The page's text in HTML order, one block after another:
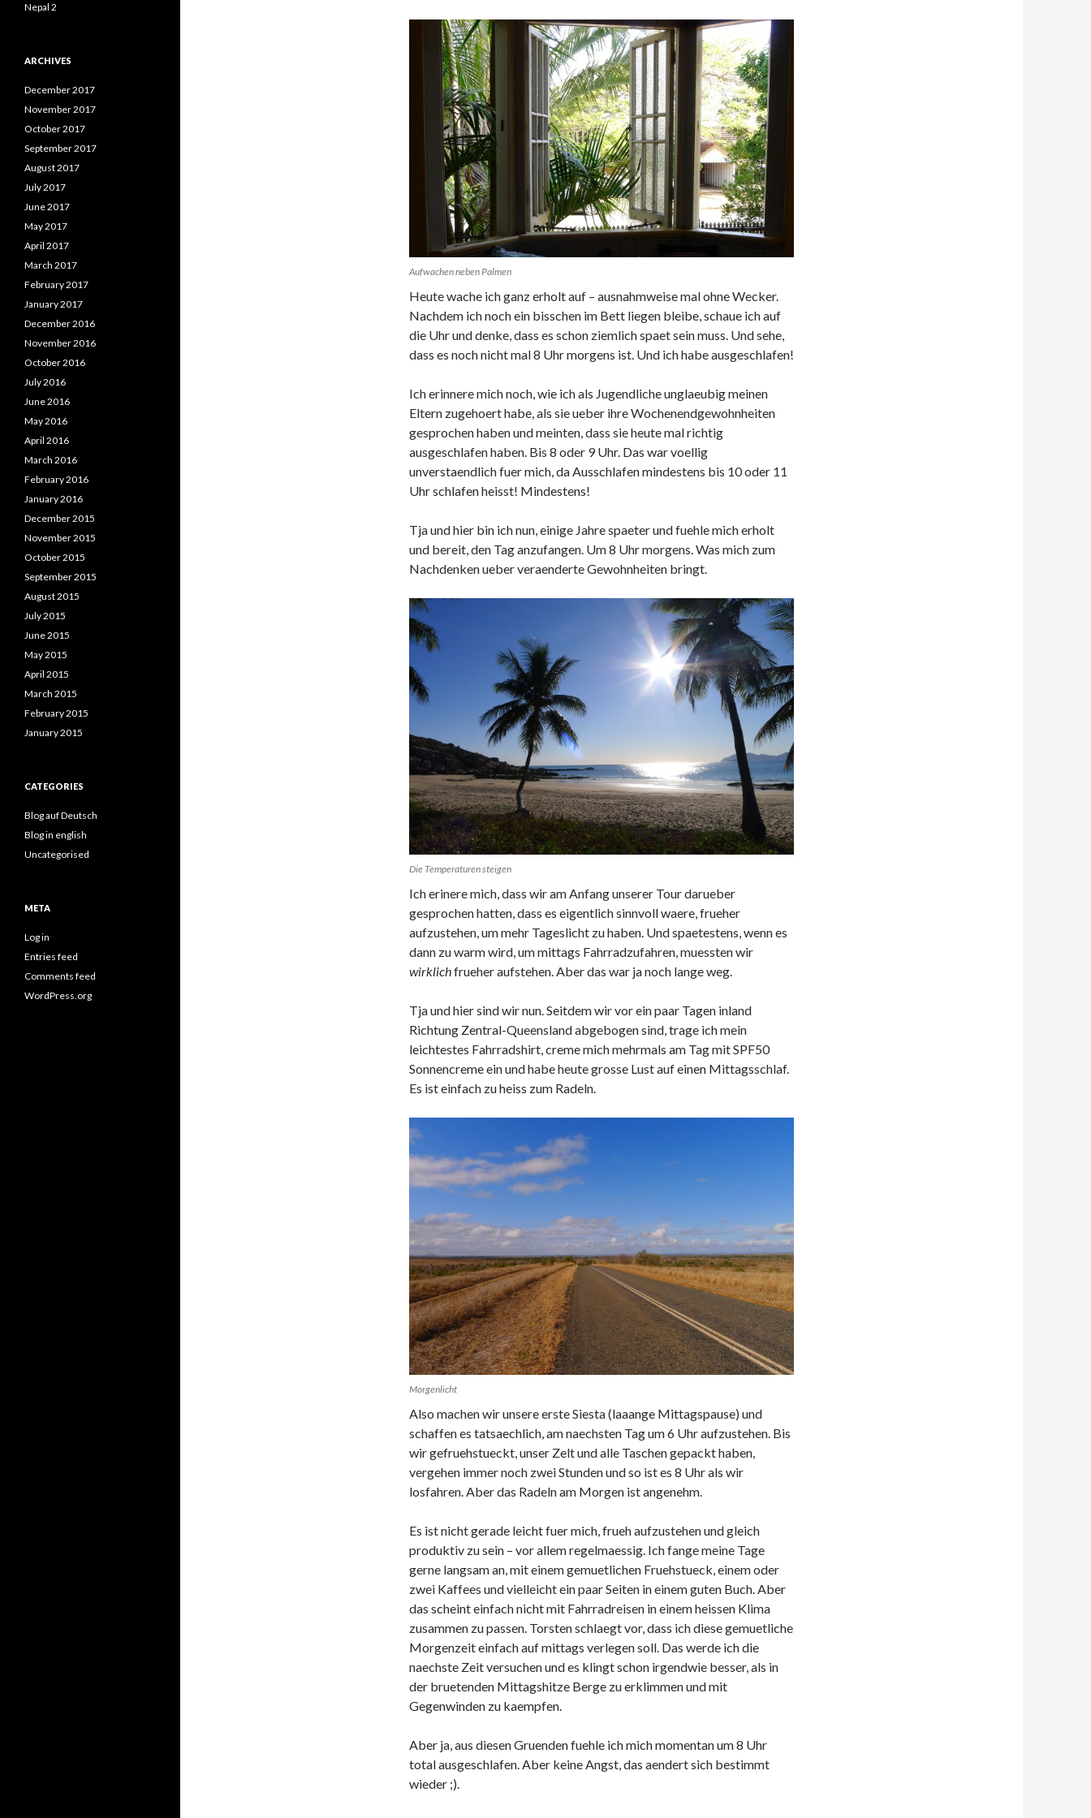
Aufwachen neben Palmen
Heute wache ich ganz erholt auf – ausnahmweise mal ohne Wecker.
Nachdem ich noch ein bisschen im Bett liegen bleibe, schaue ich auf
die Uhr und denke, dass es schon ziemlich spaet sein muss. Und sehe,
dass es noch nicht mal 8 Uhr morgens ist. Und ich habe ausgeschlafen!
Ich erinnere mich noch, wie ich als Jugendliche unglaeubig meinen
Eltern zugehoert habe, als sie ueber ihre Wochenendgewohnheiten
gesprochen haben und meinten, dass sie heute mal richtig
ausgeschlafen haben. Bis 8 oder 9 Uhr. Das war voellig
unverstaendlich fuer mich, da Ausschlafen mindestens bis 10 oder 11
Uhr schlafen heisst! Mindestens!
Tja und hier bin ich nun, einige Jahre spaeter und fuehle mich erholt
und bereit, den Tag anzufangen. Um 8 Uhr morgens. Was mich zum
Nachdenken ueber veraenderte Gewohnheiten bringt.
Die Temperaturen steigen
Ich erinere mich, dass wir am Anfang unserer Tour darueber
gesprochen hatten, dass es eigentlich sinnvoll waere, frueher
aufzustehen, um mehr Tageslicht zu haben. Und spaetestens, wenn es
dann zu warm wird, um mittags Fahrradzufahren, muessten wir
wirklichfrueher aufstehen. Aber das war ja noch lange weg.
Tja und hier sind wir nun. Seitdem wir vor ein paar Tagen inland
Richtung Zentral-Queensland abgebogen sind, trage ich mein
leichtestes Fahrradshirt, creme mich mehrmals am Tag mit SPF50
Sonnencreme ein und habe heute grosse Lust auf einen Mittagsschlaf.
Es ist einfach zu heiss zum Radeln.
Morgenlicht
Also machen wir unsere erste Siesta (laaange Mittagspause) und
schaffen es tatsaechlich, am naechsten Tag um 6 Uhr aufzustehen. Bis
wir gefruehstueckt, unser Zelt und alle Taschen gepackt haben,
vergehen immer noch zwei Stunden und so ist es 8 Uhr als wir
losfahren. Aber das Radeln am Morgen ist angenehm.
Es ist nicht gerade leicht fuer mich, frueh aufzustehen und gleich
produktiv zu sein – vor allem regelmaessig. Ich fange meine Tage
gerne langsam an, mit einem gemuetlichen Fruehstueck, einem oder
zwei Kaffees und vielleicht ein paar Seiten in einem guten Buch. Aber
das scheint einfach nicht mit Fahrradreisen in einem heissen Klima
zusammen zu passen. Torsten schlaegt vor, dass ich diese gemuetliche
Morgenzeit einfach auf mittags verlegen soll. Das werde ich die
naechste Zeit versuchen und es klingt schon irgendwie besser, als in
der bruetenden Mittagshitze Berge zu erklimmen und mit
Gegenwinden zu kaempfen.
Aber ja, aus diesen Gruenden fuehle ich mich momentan um 8 Uhr
total ausgeschlafen. Aber keine Angst, das aendert sich bestimmt
wieder ;).
Nepal 2
ARCHIVES
December 2017
November 2017
October 2017
September 2017
August 2017
July 2017
June 2017
May 2017
April 2017
March 2017
February 2017
January 2017
December 2016
November 2016
October 2016
July 2016
June 2016
May 2016
April 2016
March 2016
February 2016
January 2016
December 2015
November 2015
October 2015
September 2015
August 2015
July 2015
June 2015
May 2015
April 2015
March 2015
February 2015
January 2015
CATEGORIES
Blog auf Deutsch
Blog in english
Uncategorised
META
Log in
Entries feed
Comments feed
WordPress.org